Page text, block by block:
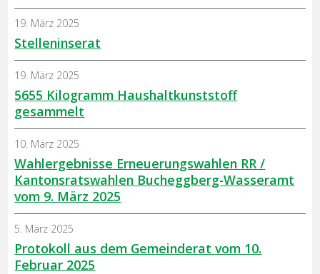
Stelleninserat
19. März 2025
5655 Kilogramm Haushaltkunststoff
gesammelt
19. März 2025
Wahlergebnisse Erneuerungswahlen RR /
Kantonsratswahlen Bucheggberg-Wasseramt
vom 9. März 2025
10. März 2025
Protokoll aus dem Gemeinderat vom 10.
Februar 2025
5. März 2025